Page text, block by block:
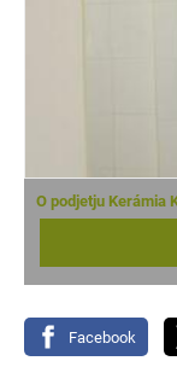
O podjetju Kerámia
Facebook